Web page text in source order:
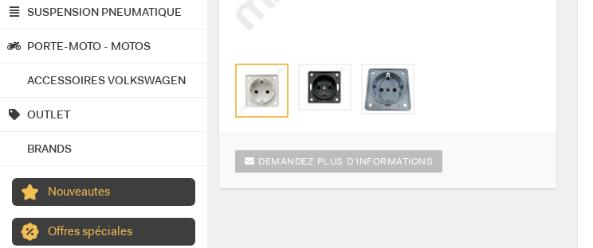
SUSPENSION PNEUMATIQUE
PORTE-MOTO - MOTOS
ACCESSOIRES VOLKSWAGEN
OUTLET
BRANDS
Nouveautes
Offres spéciales
DEMANDEZ PLUS D'INFORMATIONS